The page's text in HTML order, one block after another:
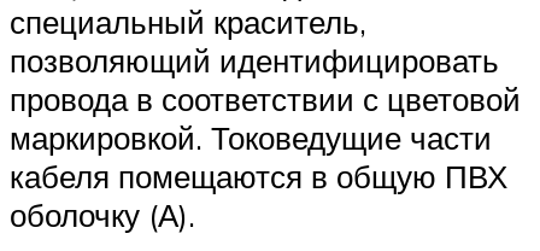
специальный краситель,
позволяющий идентифицировать
провода в соответствии с цветовой
маркировкой. Токоведущие части
кабеля помещаются в общую ПВХ
оболочку (А).